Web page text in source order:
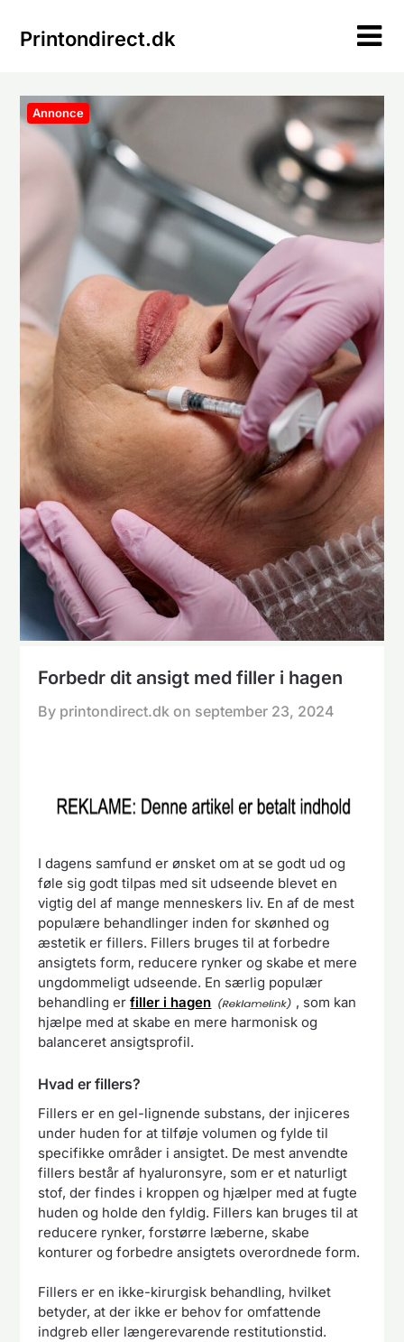
Printondirect.dk
Annonce
Forbedr dit ansigt med filler i hagen
By printondirect.dk on september 23, 2024
I dagens samfund er ønsket om at se godt ud og
føle sig godt tilpas med sit udseende blevet en
vigtig del af mange menneskers liv. En af de mest
populære behandlinger inden for skønhed og
æstetik er fillers. Fillers bruges til at forbedre
ansigtets form, reducere rynker og skabe et mere
ungdommeligt udseende. En særlig populær
behandling erfiller i hagen
, som kan
hjælpe med at skabe en mere harmonisk og
balanceret ansigtsprofil.
Hvad er fillers?
Fillers er en gel-lignende substans, der injiceres
under huden for at tilføje volumen og fylde til
specifikke områder i ansigtet. De mest anvendte
fillers består af hyaluronsyre, som er et naturligt
stof, der findes i kroppen og hjælper med at fugte
huden og holde den fyldig. Fillers kan bruges til at
reducere rynker, forstørre læberne, skabe
konturer og forbedre ansigtets overordnede form.
Fillers er en ikke-kirurgisk behandling, hvilket
betyder, at der ikke er behov for omfattende
indgreb eller længerevarende restitutionstid.